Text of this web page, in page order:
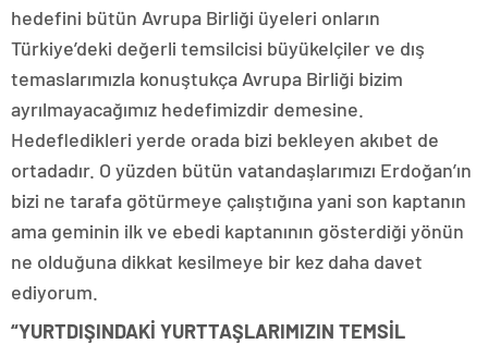
hedefini bütün Avrupa Birliği üyeleri onların
Türkiye’deki değerli temsilcisi büyükelçiler ve dış
temaslarımızla konuştukça Avrupa Birliği bizim
ayrılmayacağımız hedefimizdir demesine.
Hedefledikleri yerde orada bizi bekleyen akıbet de
ortadadır. O yüzden bütün vatandaşlarımızı Erdoğan’ın
bizi ne tarafa götürmeye çalıştığına yani son kaptanın
ama geminin ilk ve ebedi kaptanının gösterdiği yönün
ne olduğuna dikkat kesilmeye bir kez daha davet
ediyorum.
“YURTDIŞINDAKİ YURTTAŞLARIMIZIN TEMSİL